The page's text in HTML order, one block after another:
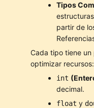
Tipos
partir de
Cada tipo tiene
optimizar recursos:
int
decimal.
float y